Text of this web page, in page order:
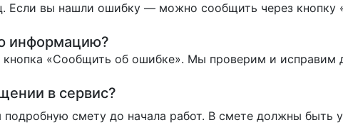
вы нашли ошибку — можно сообщить через кнопку
информацию?
кнопка «Сообщить об ошибке». Мы проверим и исправим
в сервис?
подробную смету до начала работ. В смете должны быть